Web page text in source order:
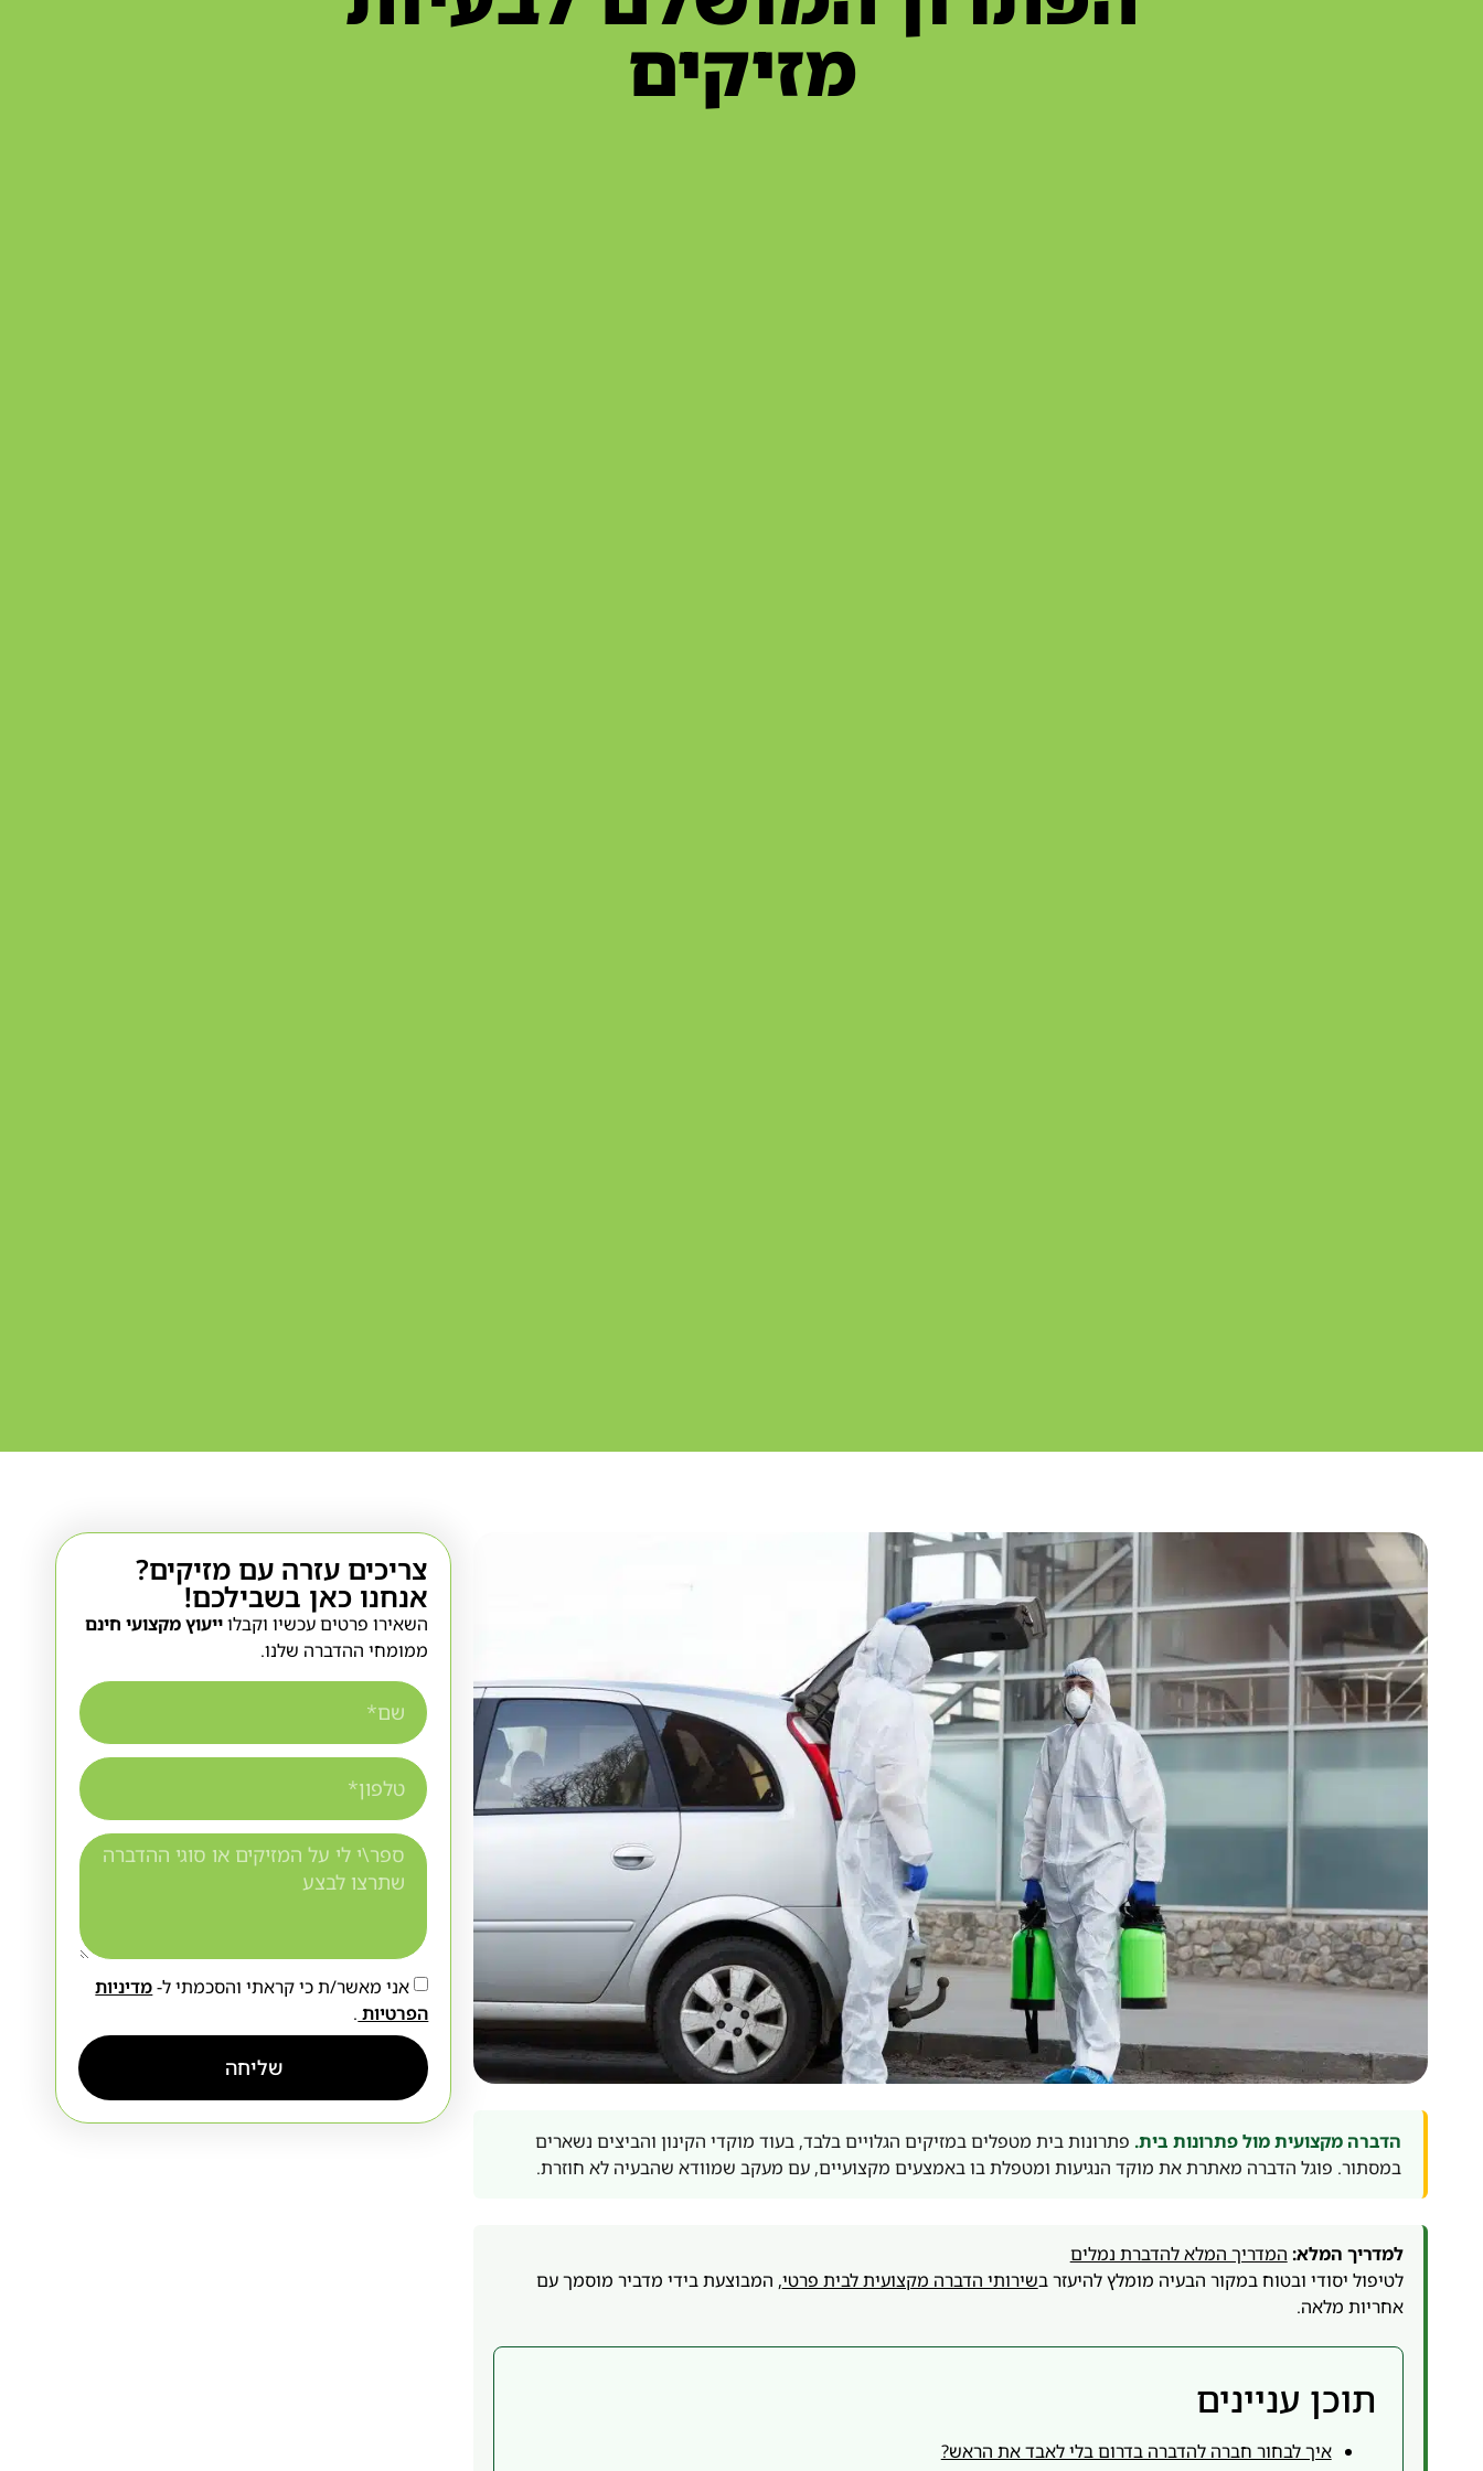
מזיקים
הדברה מקצועית מול פתרונות בית. פתרונות בית מטפלים במזיקים הגלויים בלבד, בעוד מוקדי הקינון והביצים נשארים
במסתור. פוגל הדברה מאתרת את מוקד הנגיעות ומטפלת בו באמצעים מקצועיים, עם מעקב שמוודא שהבעיה לא חוזרת.
למדריך המלא: המדריך המלא להדברת נמלים
לטיפול יסודי ובטוח במקור הבעיה מומלץ להיעזר בשירותי הדברה מקצועית לבית פרטי, המבוצעת בידי מדביר מוסמך עם
אחריות מלאה.
תוכן עניינים
איך לבחור חברה להדברה בדרום בלי לאבד את הראש?
צריכים עזרה עם מזיקים?
אנחנו כאן בשבילכם!
השאירו פרטים עכשיו וקבלוייעוץ מקצועי חינם
ממומחי ההדברה שלנו.
אני מאשר/ת כי קראתי והסכמתי ל-מדיניות
הפרטיות .
שליחה